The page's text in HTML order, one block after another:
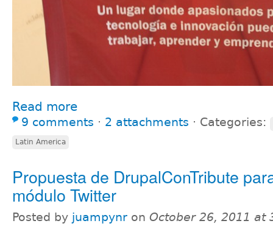
Read more
9 comments ⋅ 2 attachments ⋅ Categories:
Latin America
Propuesta de DrupalConTribute
módulo Twitter
Posted by juampynr on October 26, 2011 at